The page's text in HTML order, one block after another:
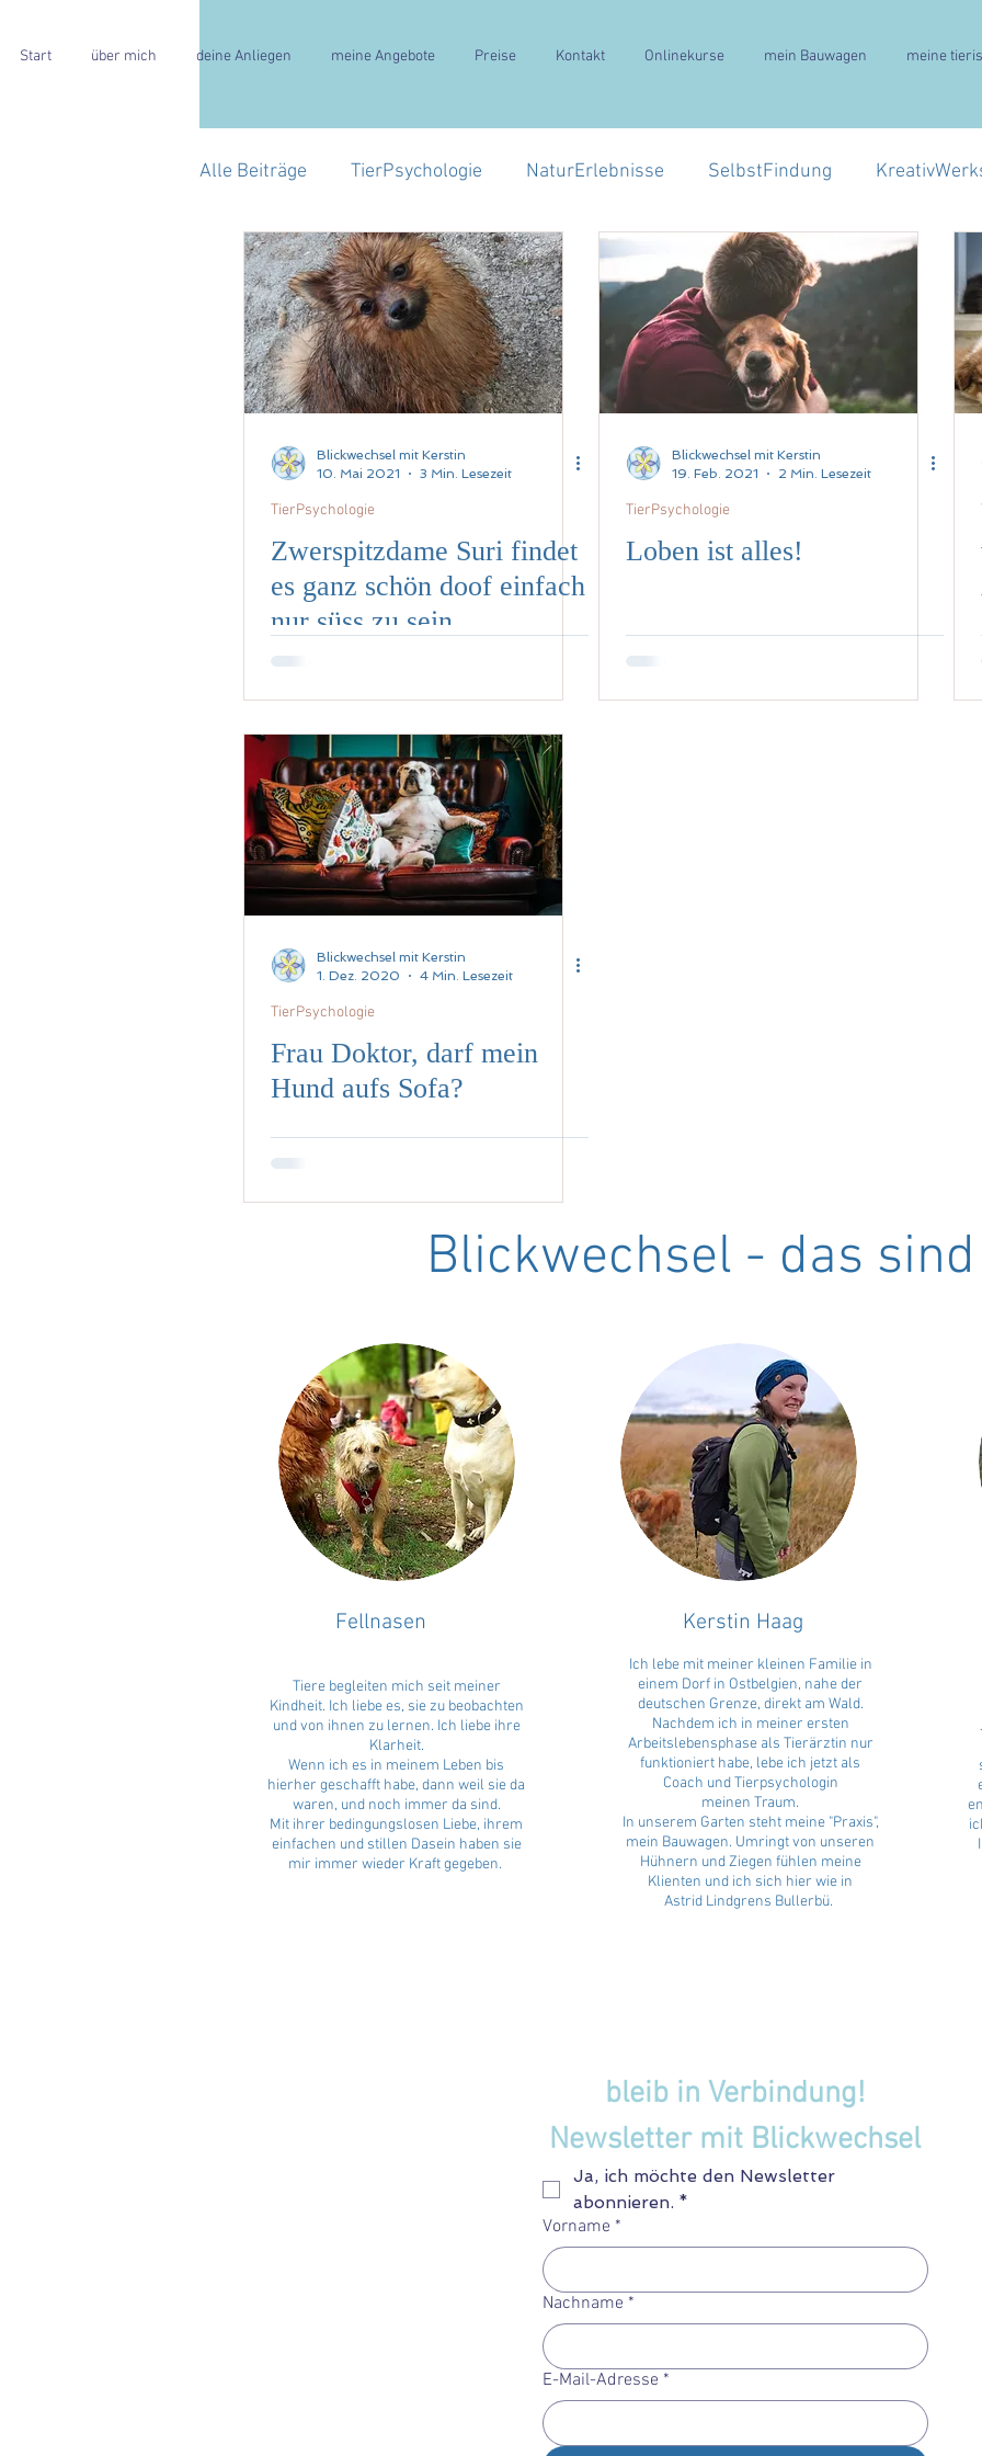
Start über mich deine Anliegen meine Angebote Preise Kontakt Onlinekurse mein Bauwagen meine
Alle Beiträge TierPsychologie NaturErlebnisse SelbstFindung
HochSensibilität
Blickwechsel mit Kerstin
10. Mai 2021
3 Min. Lesezeit
TierPsychologie
Zwerspitzdame Suri findet
es ganz schön doof einfach
nur süss zu sein...
Blickwechsel mit Kerstin
19. Feb. 2021
2 Min. Lesezeit
TierPsychologie
Loben ist alles!
Blickwechsel mit Kerstin
1. Dez. 2020
4 Min. Lesezeit
TierPsychologie
Frau Doktor, darf mein
Hund aufs Sofa?
Blickwechsel - das
Fellnasen
Tiere begleiten mich seit meiner
Kindheit. Ich liebe es, sie zu beobachten
und von ihnen zu lernen. Ich liebe ihre
Klarheit.
Wenn ich es in meinem Leben bis
hierher geschafft habe, dann weil sie da
waren, und noch immer da sind.
Mit ihrer bedingungslosen Liebe, ihrem
einfachen und stillen Dasein haben sie
mir immer wieder Kraft gegeben.
Kerstin Haag
Ich lebe mit meiner kleinen Familie in
einem Dorf in Ostbelgien, nahe der
deutschen Grenze, direkt am Wald.
Nachdem ich in meiner ersten
Arbeitslebensphase als Tierärztin nur
funktioniert habe, lebe ich jetzt als
Coach und Tierpsychologin
meinen Traum.
In unserem Garten steht meine "Praxis",
mein Bauwagen. Umringt von unseren
Hühnern und Ziegen fühlen meine
Klienten und ich sich hier wie in
Astrid Lindgrens Bullerbü.
bleib in Verbindung!
Newsletter mit Blickwechsel
Ja, ich möchte den Newsletter
abonnieren. *
Vorname *
Nachname *
E-Mail-Adresse *